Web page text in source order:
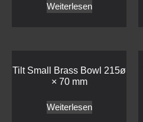
Weiterlesen
Tilt Small Brass Bowl 215ø
× 70 mm
Weiterlesen